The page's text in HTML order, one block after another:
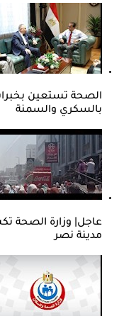
الصحة تستعين
بالسكري والسمنة
عاجل| وزارة الصحة
مدينة نصر